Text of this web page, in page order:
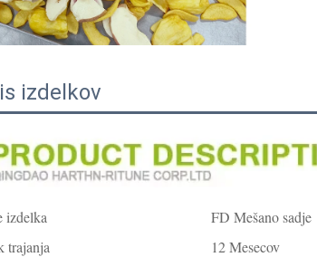
izdelkov
izdelka
FD Mešano sadje
trajanja
12 Mesecov